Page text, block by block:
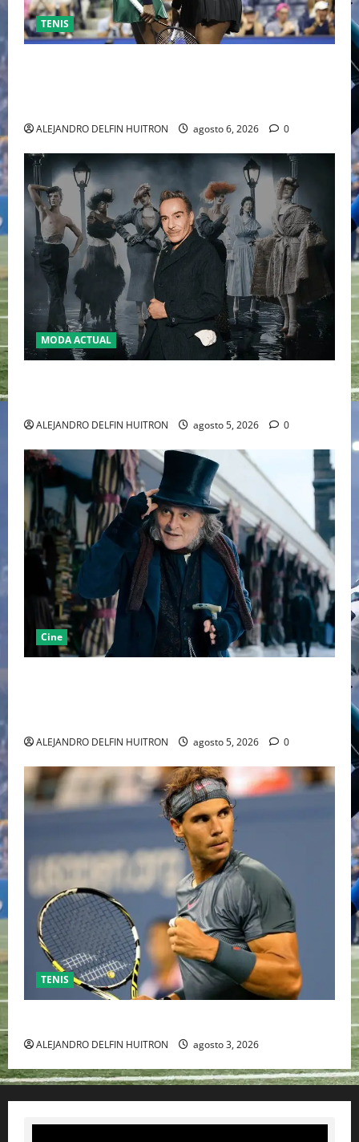
TENIS
ALEJANDRO DELFIN HUITRON agosto 6, 2026 0
MODA ACTUAL
ALEJANDRO DELFIN HUITRON agosto 5, 2026 0
Cine
ALEJANDRO DELFIN HUITRON agosto 5, 2026 0
TENIS
ALEJANDRO DELFIN HUITRON agosto 3, 2026